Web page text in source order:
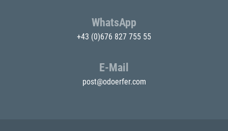
WhatsApp
+43 (0)676 827 755 55
E-Mail
post@odoerfer.com